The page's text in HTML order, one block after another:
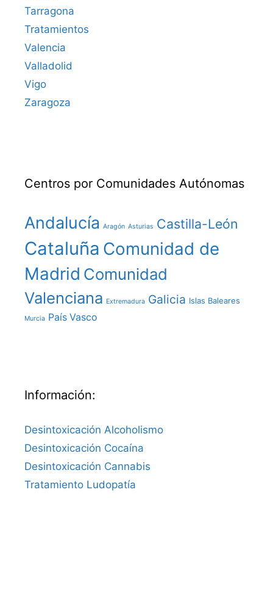
Tarragona
Tratamientos
Valencia
Valladolid
Vigo
Zaragoza
Centros por Comunidades Autónomas
Andalucía Aragón Asturias Castilla-León
Cataluña Comunidad de
Madrid Comunidad
Valenciana Extremadura Galicia Islas Baleares
Murcia País Vasco
Información:
Desintoxicación Alcoholismo
Desintoxicación Cocaína
Desintoxicación Cannabis
Tratamiento Ludopatía